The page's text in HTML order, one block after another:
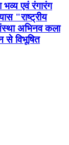
भव्य एवं रंगारंग
"राष्ट्रीय
अभिनव कला
से विभूषित